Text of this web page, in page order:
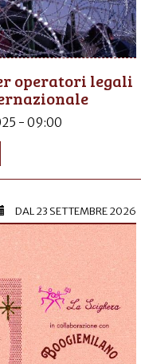
operatori legali
- 09:00
DAL23 SETTEMBRE 2026